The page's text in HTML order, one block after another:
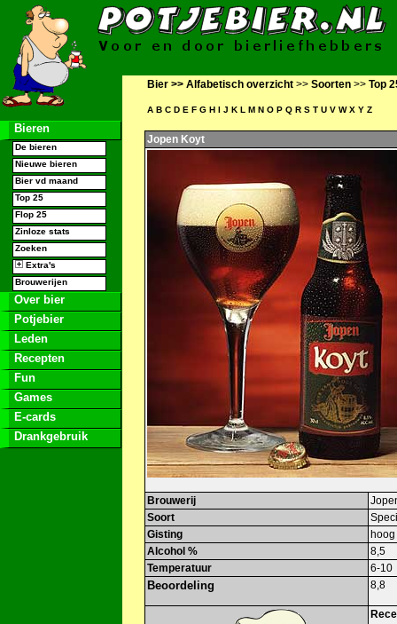
Bieren
De bieren
Nieuwe bieren
Bier vd maand
Top 25
Flop 25
Zinloze stats
Zoeken
Extra's
Brouwerijen
Over bier
Potjebier
Leden
Recepten
Fun
Games
E-cards
Drankgebruik
Bier >> Alfabetisch overzicht >> Soorten >> Top
A B C D E F G H I J K L M N O P Q R S T U V W X Y Z
Jopen Koyt
Brouwerij
Soort
Gisting
hoog
Alcohol %
8,5
Temperatuur
6-10
Beoordeling 8,8